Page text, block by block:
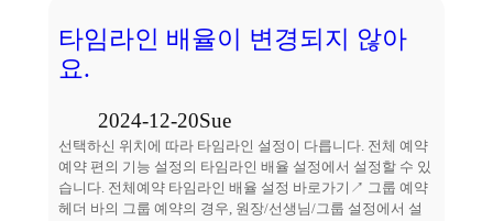
타임라인 배율이 변경되지 않아
요.
2024-12-20Sue
선택하신 위치에 따라 타임라인 설정이 다릅니다. 전체 예약
예약 편의 기능 설정의 타임라인 배율 설정에서 설정할 수 있
습니다. 전체예약 타임라인 배율 설정 바로가기↗ 그룹 예약
헤더 바의 그룹 예약의 경우, 원장/선생님/그룹 설정에서 설